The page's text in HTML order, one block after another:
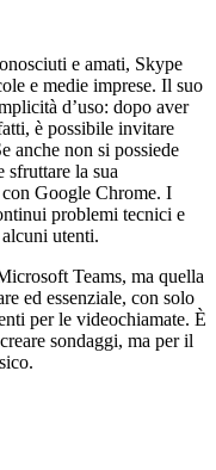
e amati, Skype
e medie imprese. Il suo
d’uso: dopo aver
è possibile invitare
anche non si possiede
sfruttare la sua
Google Chrome. I
problemi tecnici e
utenti.
Teams, ma quella
ed essenziale, con solo
per le videochiamate. È
sondaggi, ma per il